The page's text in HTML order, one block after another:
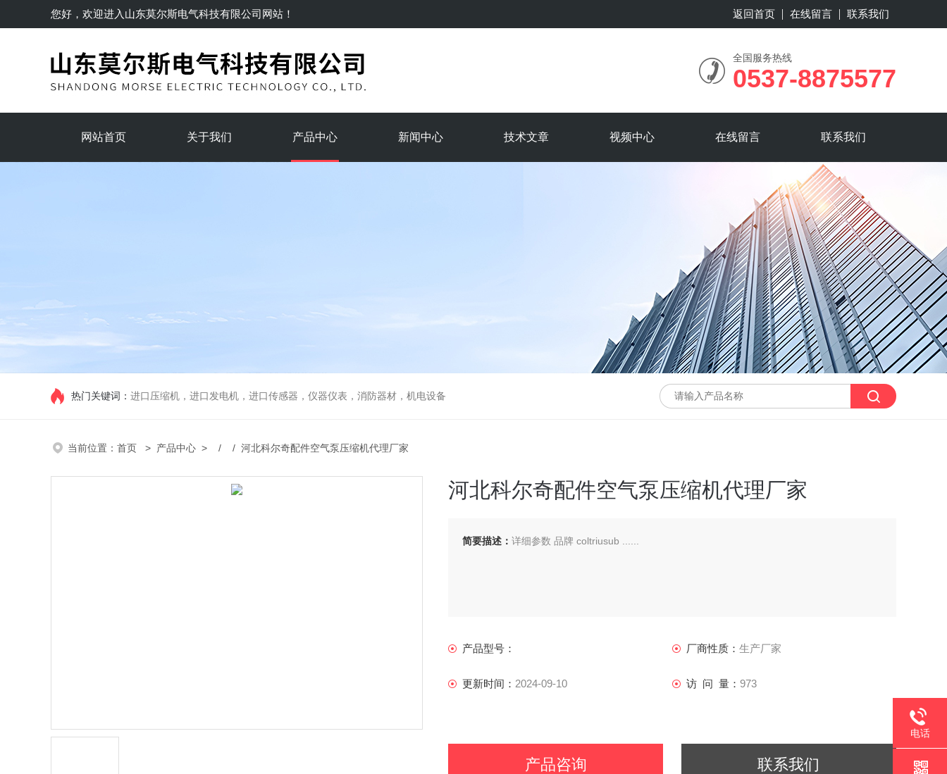
您好，欢迎进入 山东莫尔斯电气科技有限公司网站！ 返回首页 在线留言 联系我们
全国服务热线
0537-8875577
网站首页 关于我们 产品中心 新闻中心 技术文章 视频中心 在线留言 联系我们
热门关键词： 进口压缩机，进口发电机，进口传感器，仪器仪表，消防器材，机电设备
当前位置： 首页 > 产品中心 > / / 河北科尔奇配件空气泵压缩机代理厂家
河北科尔奇配件空气泵压缩机代理厂家
简要描述： 详细参数 品牌 coltriusub ......
产品型号： 厂商性质： 生产厂家
更新时间： 2024-09-10 访 问 量： 973
产品咨询 联系我们
电话